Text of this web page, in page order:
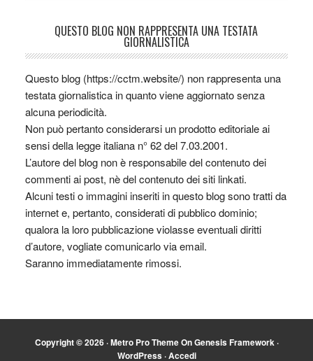
QUESTO BLOG NON RAPPRESENTA UNA TESTATA
GIORNALISTICA
Questo blog (https://cctm.website/) non rappresenta una
testata giornalistica in quanto viene aggiornato senza
alcuna periodicità.
Non può pertanto considerarsi un prodotto editoriale ai
sensi della legge italiana n° 62 del 7.03.2001.
L’autore del blog non è responsabile del contenuto dei
commenti ai post, nè del contenuto dei siti linkati.
Alcuni testi o immagini inseriti in questo blog sono tratti da
internet e, pertanto, considerati di pubblico dominio;
qualora la loro pubblicazione violasse eventuali diritti
d’autore, vogliate comunicarlo via email.
Saranno immediatamente rimossi.
Copyright © 2026 ·Metro Pro ThemeOnGenesis Framework·
WordPress·Accedi